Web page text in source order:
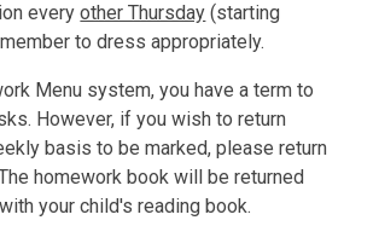
everyother Thursday (starting
to dress appropriately.
Menu system, you have a term to
However, if you wish to return
basis to be marked, please return
homework book will be returned
your child's reading book.